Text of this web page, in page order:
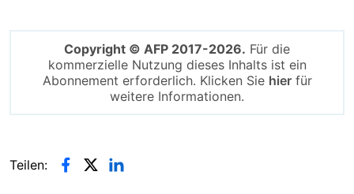
Copyright © AFP 2017-2026. Für die
kommerzielle Nutzung dieses Inhalts ist ein
Abonnement erforderlich. Klicken Sie hierfür
weitere Informationen.
Teilen: